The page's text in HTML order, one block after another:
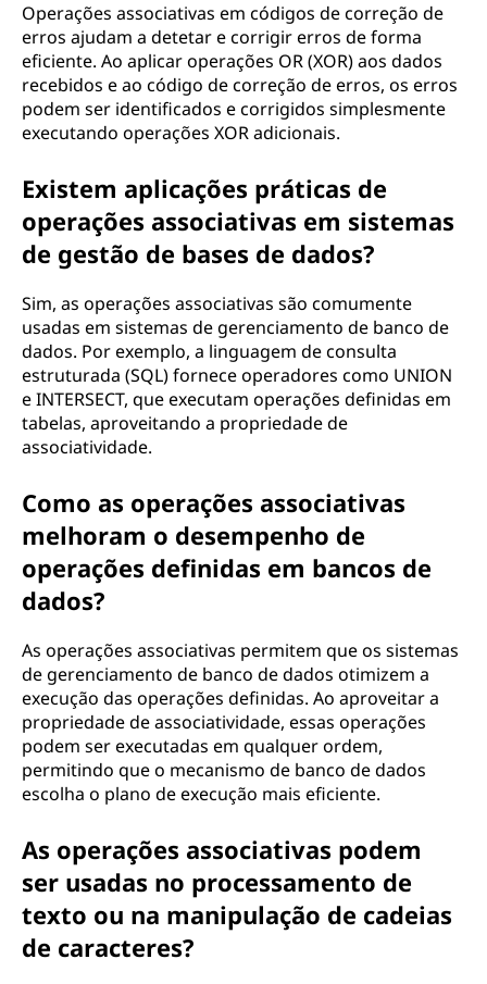
Operações associativas em códigos de correção de
erros ajudam a detetar e corrigir erros de forma
eficiente. Ao aplicar operações OR (XOR) aos dados
recebidos e ao código de correção de erros, os erros
podem ser identificados e corrigidos simplesmente
executando operações XOR adicionais.
Existem aplicações práticas de
operações associativas em sistemas
de gestão de bases de dados?
Sim, as operações associativas são comumente
usadas em sistemas de gerenciamento de banco de
dados. Por exemplo, a linguagem de consulta
estruturada (SQL) fornece operadores como UNION
e INTERSECT, que executam operações definidas em
tabelas, aproveitando a propriedade de
associatividade.
Como as operações associativas
melhoram o desempenho de
operações definidas em bancos de
dados?
As operações associativas permitem que os sistemas
de gerenciamento de banco de dados otimizem a
execução das operações definidas. Ao aproveitar a
propriedade de associatividade, essas operações
podem ser executadas em qualquer ordem,
permitindo que o mecanismo de banco de dados
escolha o plano de execução mais eficiente.
As operações associativas podem
ser usadas no processamento de
texto ou na manipulação de cadeias
de caracteres?